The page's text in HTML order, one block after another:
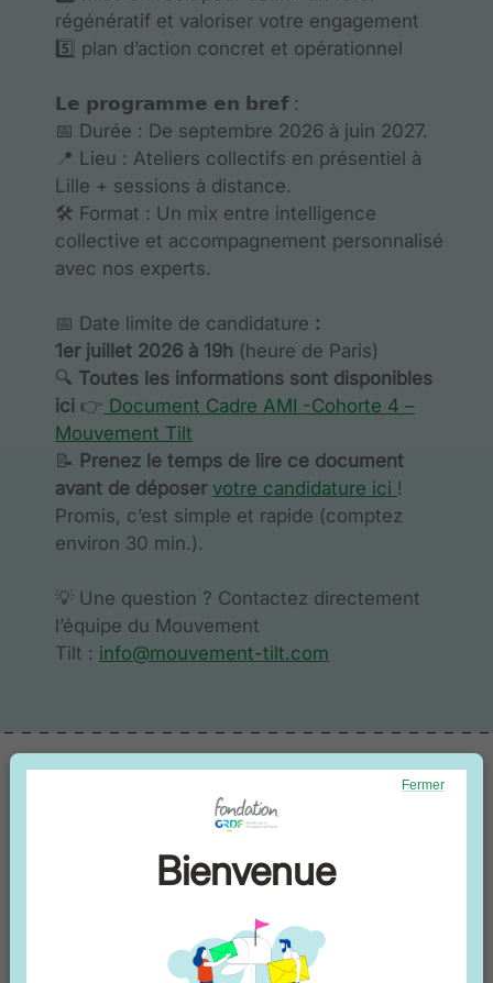
régénératif et valoriser votre engagement
5️⃣ plan d’action concret et opérationnel
𝗟𝗲 𝗽𝗿𝗼𝗴𝗿𝗮𝗺𝗺𝗲 𝗲𝗻 𝗯𝗿𝗲𝗳 :
📅 Durée : De septembre 2026 à juin 2027.
📍 Lieu : Ateliers collectifs en présentiel à
Lille + sessions à distance.
🛠 Format : Un mix entre intelligence
collective et accompagnement personnalisé
avec nos experts.
📅 Date limite de candidature :
1er juillet 2026 à 1 9h (heure de Paris)
🔍 Toutes les informations sont disponibles
ici 👉 Document Cadre AMI -Cohorte 4 –
Mouvement Tilt
📝 Prenez le temps de lire ce document
avant de déposer votre candidature ici !
Promis, c’est simple et rapide (comptez
environ 30 min.).
💡 Une question ? Contactez directement
l’équipe du Mouvement
Tilt : info@mouvement-tilt.com
Newsletter
Recevez les dernières actualités de la
Fermer
Bienvenue